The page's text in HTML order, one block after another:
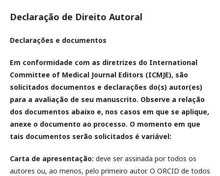
Declaração de Direito Autoral
Declarações e documentos
Em conformidade com as diretrizes do International
Committee of Medical Journal Editors (ICMJE), são
solicitados documentos e declarações do(s) autor(es)
para a avaliação de seu manuscrito. Observe a relação
dos documentos abaixo e, nos casos em que se aplique,
anexe o documento ao processo. O momento em que
tais documentos serão solicitados é variável:
Carta de apresentação: deve ser assinada por todos os
autores ou, ao menos, pelo primeiro autor. O ORCID de todos